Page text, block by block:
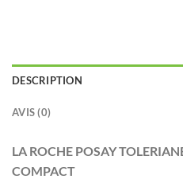
DESCRIPTION
AVIS (0)
LA ROCHE POSAY
COMPACT